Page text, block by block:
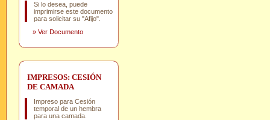
Si lo desea, puede
imprimirse este documento
para solicitar su "Afijo".
» Ver Documento
IMPRESOS: CESIÓN
DE CAMADA
Impreso para Cesión
temporal de un hembra
para una camada.